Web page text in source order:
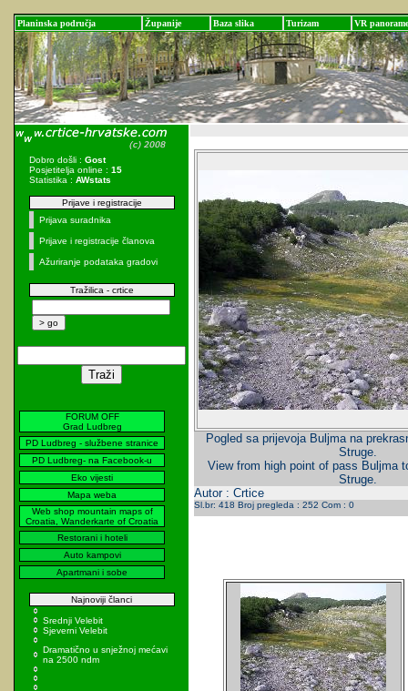
Planinska područja Županije Baza slika Turizam VR panorame
Dobro došli : Gost
Posjetitelja online : 15
Statistika : AWstats
Prijave i registracije
Prijava suradnika
Prijave i registracije članova
Ažuriranje podataka gradovi
Tražilica - crtice
FORUM OFF
Grad Ludbreg
PD Ludbreg - službene stranice
PD Ludbreg- na Facebook-u
Eko vijesti
Mapa weba
Web shop mountain maps of
Croatia, Wanderkarte of Croatia
Restorani i hoteli
Auto kampovi
Apartmani i sobe
Najnoviji članci
Srednji Velebit
Sjeverni Velebit
Dramatično u snježnoj mećavi
na 2500 ndm
Pogled sa prijevoja Buljma na
Struge.
View from high point of pass Buljma
Struge.
Autor : Crtice
Sl.br: 418 Broj pregleda : 252 Com : 0